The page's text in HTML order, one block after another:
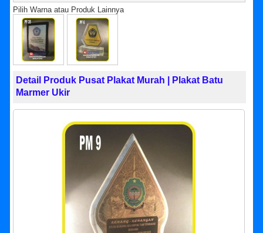
Pilih Warna atau Produk Lainnya
Detail Produk Pusat Plakat Murah | Plakat Batu
Marmer Ukir